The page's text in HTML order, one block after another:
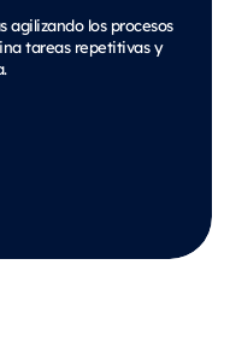
agilizando los procesos
tareas repetitivas y